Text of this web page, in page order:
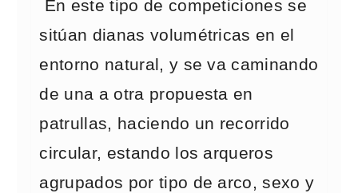
En este tipo de competiciones se
sitúan dianas volumétricas en el
entorno natural, y se va caminando
de una a otra propuesta en
patrullas, haciendo un recorrido
circular, estando los arqueros
agrupados por tipo de arco, sexo y